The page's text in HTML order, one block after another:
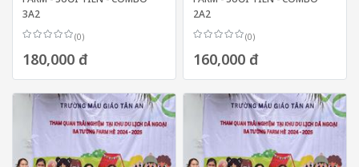
3A2
(0)
180,000 đ
2A2
(0)
160,000 đ